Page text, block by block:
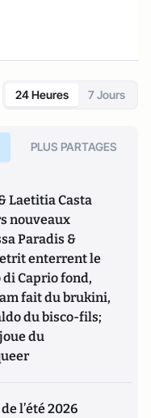
24 Heures 7 Jours
PLUS PARTAGES
Laetitia Casta
nouveaux
Paradis &
enterrent le
Caprio fond,
fait du brukini,
du bisco-fils;
du
l’été 2026